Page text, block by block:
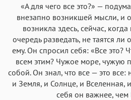
«А для чего все это?» —
внезапно возникшей мысли, и
возникла здесь, сейчас,
очередь разведать, не таятся
ему. Он спросил себя: «Все это?
всем этим? Чужое море, чужую
собой. Он знал, что все — это все:
и Земля, и Солнце, и Вселенная,
себя он важнее, чем